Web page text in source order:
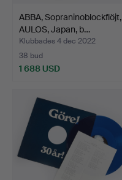
ABBA, Sopraninoblockflöjt,
AULOS, Japan, b…
Klubbades 4 dec 2022
38 bud
1 688 USD